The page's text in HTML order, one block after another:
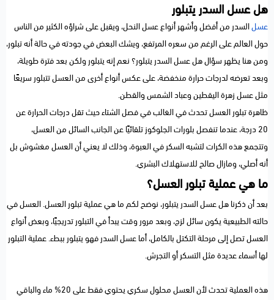
هل عسل السدر يتبلور
عسلالسدر من أفضل وأشهر أنواع عسل النحل، ويقبل على شراؤه الكثير من الناس
حول العالم على الرغم من سعره المرتفع، ويشك البعض في جودته في حالة أنه تبلور،
ومن هنا يظهر سؤال هل عسل السدر يتبلور؟ نعم إنه يتبلور ولكن بعد فترة طويلة،
وبعد تعرضه لدرجات حرارة منخفضة، على عكس أنواع أخرى من العسل تتبلور سريعًا
مثل عسل زهرة اليقطين وعباد الشمس والقطن.
ظاهرة تبلور العسل تحدث في الغالب في فصل الشتاء حيث تقل درجات الحرارة عن
20 درجة، عندما تنفصل بلورات الجلوكوز تلقائيًا عن الجانب السائل من العسل،
وتتجمع هذه الكرات لتشبه السكر في العبوة، وذلك لا يعني أن العسل مغشوش بل
أنه أصلي، ومازال صالح للاستهلاك البشري.
ما هي عملية تبلور العسل؟
بعد أن ذكرنا هل عسل السدر يتبلور، نوضح لكم ما هي عملية تبلور العسل. العسل في
حالته الطبيعية يكون سائل لزج، وبعد مرور وقت يبدأ في التبلور تدريجيًا، وبعض أنواع
العسل تصل إلى مرحلة التكتل بالكامل، أما عسل السدر فهو يتبلور ببطء. عملية التبلور
لها أسماء عديدة مثل التسكر أو التجرش.
هذه العملية تحدث لأن العسل محلول سكري يحتوي فقط على 20% ماء والباقي